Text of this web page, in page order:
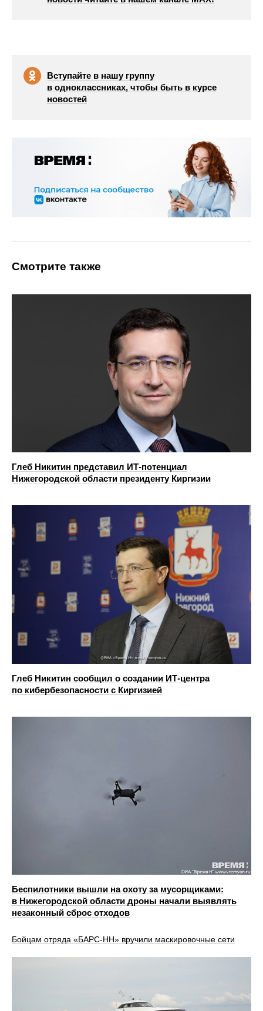
Вступайте в нашу группу
в одноклассниках, чтобы быть в курсе
новостей
Смотрите также
Глеб Никитин представил ИТ-потенциал
Нижегородской области президенту Киргизии
Глеб Никитин сообщил о создании ИТ-центра
по кибербезопасности с Киргизией
Беспилотники вышли на охоту за мусорщиками:
в Нижегородской области дроны начали выявлять
незаконный сброс отходов
Бойцам отряда «БАРС-НН» вручили маскировочные сети